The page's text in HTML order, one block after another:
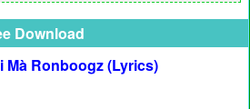
Download
Mà Ronboogz (Lyrics)